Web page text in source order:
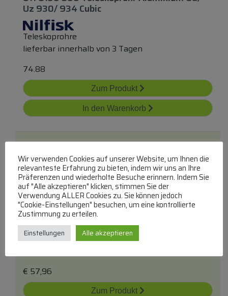
Uz 930/ 934 Cubic
Teleskoprohre
lieferbar innerhalb von 3 Tagen
74.88
Zum Produkt
In den Warenkorb
S0372 Saugrohr Light Kupferalternativfür
Dyson V12 971518-14
SQOON
Teleskoprohre
€ 57,96
Zum Produkt
Wir verwenden Cookies auf unserer Website, um Ihnen die
relevanteste Erfahrung zu bieten, indem wir uns an Ihre
Präferenzen und wiederholte Besuche erinnern. Indem Sie
auf "Alle akzeptieren" klicken, stimmen Sie der
Verwendung ALLER Cookies zu. Sie können jedoch
"Cookie-Einstellungen" besuchen, um eine kontrollierte
Zustimmung zu erteilen.
Einstellungen Alle akzeptieren